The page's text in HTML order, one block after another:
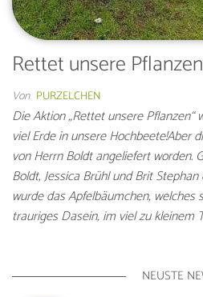
Rettet unsere Pflanzen
Von PURZELCHEN
Die Aktion „Rettet unsere Pflanzen“
viel Erde in unsere Hochbeete!Aber
von Herrn Boldt angeliefert worden.
Boldt, Jessica Brühl und Brit
wurde das Apfelbäumchen, welches
trauriges Dasein, im viel zu kleinem
NEUSTE